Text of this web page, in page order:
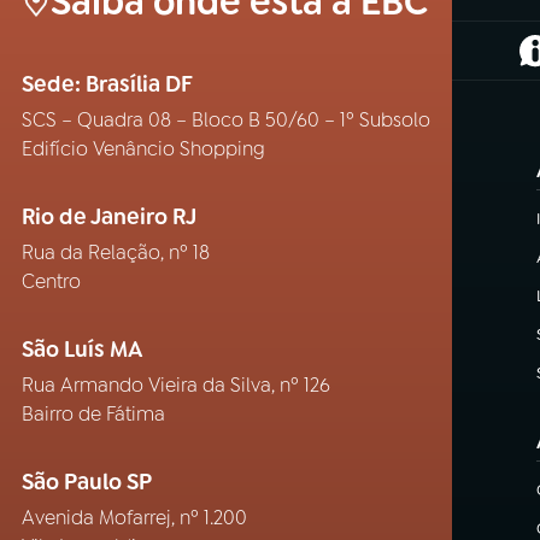
Sede: Brasília DF
SCS – Quadra 08 – Bloco B 50/60 – 1º Subsolo
Edifício Venâncio Shopping
Rio de Janeiro RJ
Rua da Relação, nº 18
Centro
São Luís MA
Rua Armando Vieira da Silva, nº 126
Bairro de Fátima
São Paulo SP
Avenida Mofarrej, nº 1.200